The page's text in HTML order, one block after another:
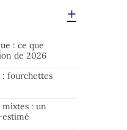
: ce que
de 2026
: fourchettes
mixtes : un
estimé